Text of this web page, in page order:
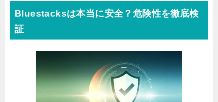
Bluestacksは本当に安全？危険性を徹底検
証